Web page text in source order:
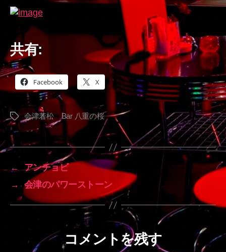
共有:
Facebook X
タ
グ
会津若松 Bar 八重の桜
← アンチョビ
→
会津のパワーストーン
コメントを残す